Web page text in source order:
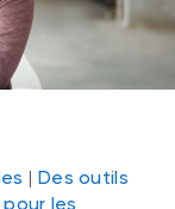
| Des outils
les